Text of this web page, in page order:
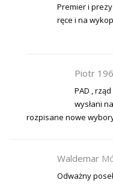
Premier i
ręce i na
Piotr
PAD ,
wysłani
rozpisane nowe
Waldemar
Odważny